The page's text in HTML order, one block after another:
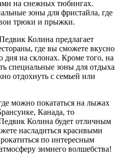
на снежных тюбингах.
зоны для фристайла, где
трюки и прыжки.
Колина предлагает
где вы сможете вкусно
дня на склонах. Кроме того, на
специальные зоны для отдыха
отдохнуть с семьей или
можно покататься на лыжах
Канада, то
Колина будет отличным
насладиться красивыми
по интересным
зимнего волшебства!